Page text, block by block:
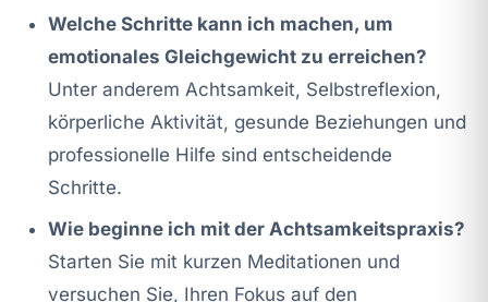
Welche Schritte kann ich machen, um
emotionales Gleichgewicht zu erreichen?
Unter anderem Achtsamkeit, Selbstreflexion,
körperliche Aktivität, gesunde Beziehungen und
professionelle Hilfe sind entscheidende
Schritte.
Wie beginne ich mit der Achtsamkeitspraxis?
Starten Sie mit kurzen Meditationen und
versuchen Sie, Ihren Fokus auf den